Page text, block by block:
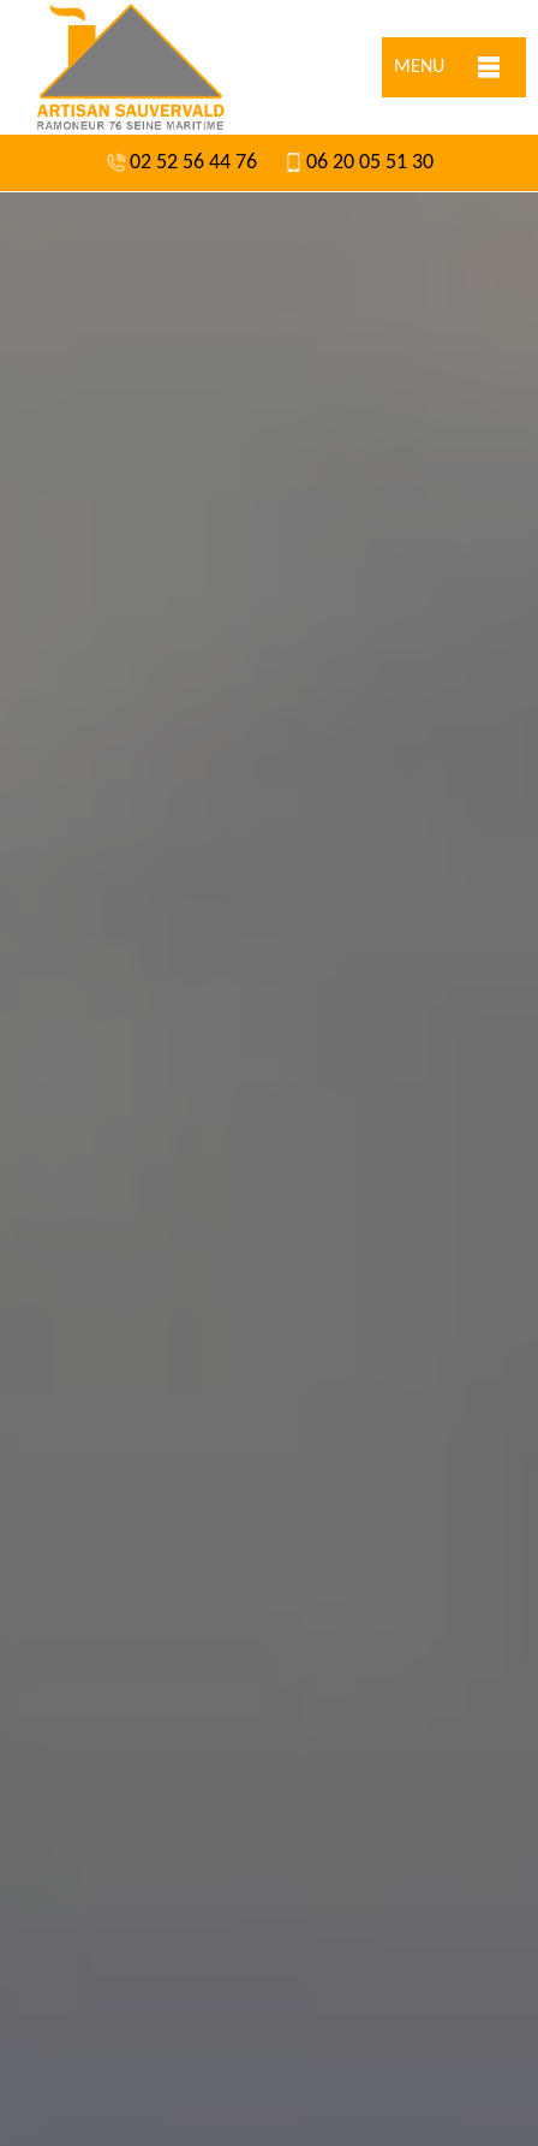
MENU
02 52 56 44 76 06 20 05 51 30